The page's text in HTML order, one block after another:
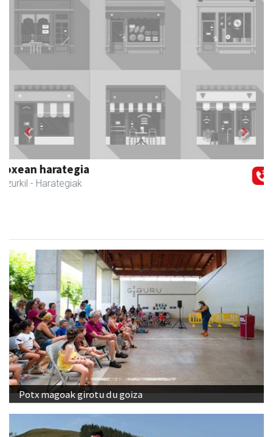
Zubimusu Ikastola
Zizurkil - Hezkuntza
Previous Next
Potx magoak girotu du goiza